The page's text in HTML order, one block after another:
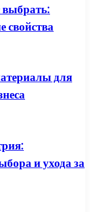
выбрать:
свойства
для
и ухода за